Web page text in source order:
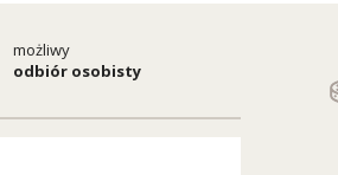
możliwy
odbiór osobisty